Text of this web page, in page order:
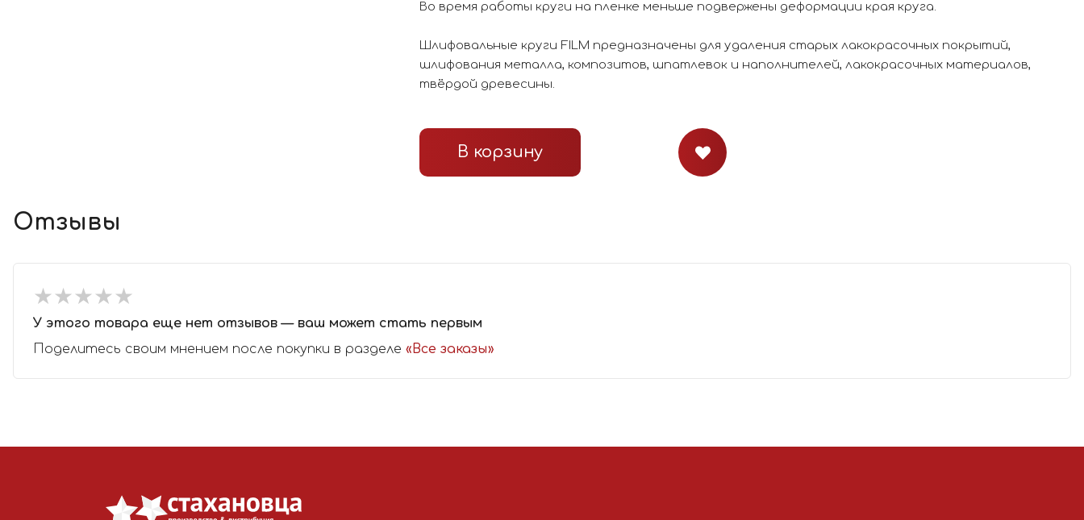
Во время работы круги на пленке меньше подвержены деформации края круга.
Шлифовальные круги FILM предназначены для удаления старых лакокрасочных покрытий,
шлифования металла, композитов, шпатлевок и наполнителей, лакокрасочных материалов,
твёрдой древесины.
В корзину
Отзывы
★★★★★
★★★★★
У этого товара еще нет отзывов — ваш может стать первым
Поделитесь своим мнением после покупки в разделе «Все заказы»